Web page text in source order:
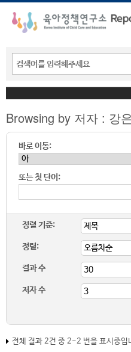
Browsing by 저자 : 강
바로 이동:
또는 첫 단어:
정렬 기준:
정렬:
결과 수
저자 수
전체 결과 2건 중 2-2 번을 표시중입